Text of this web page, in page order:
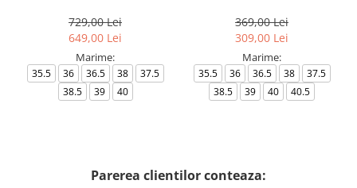
729,00 Lei
649,00 Lei
Marime:
35.5 36 36.5 38
37.5
38.5
39 40
369,00 Lei
309,00 Lei
Marime:
35.5 36 36.5 38
37.5
38.5
39 40 40.5
Parerea clientilor conteaza: